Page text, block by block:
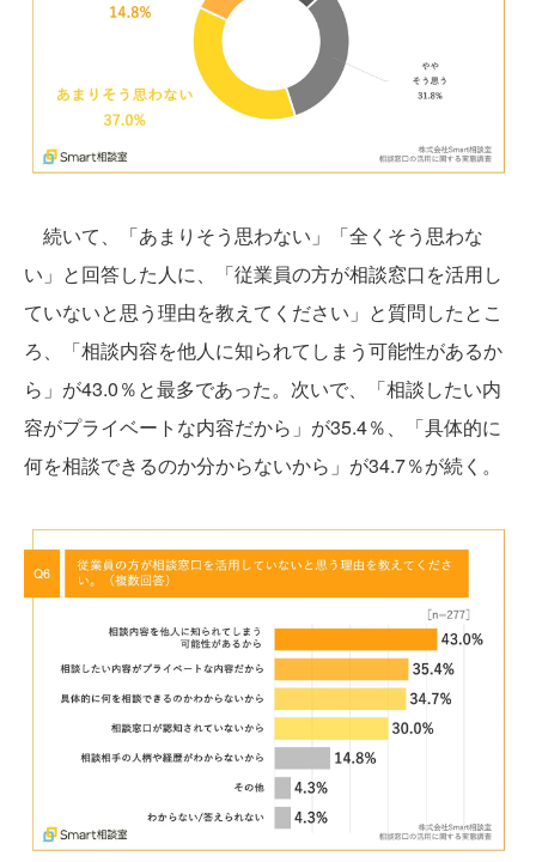
続いて、「あまりそう思わない」「全くそう思わな
い」と回答した人に、「従業員の方が相談窓口を活用し
ていないと思う理由を教えてください」と質問したとこ
ろ、「相談内容を他人に知られてしまう可能性があるか
ら」が43.0％と最多であった。次いで、「相談したい内
容がプライベートな内容だから」が35.4％、「具体的に
何を相談できるのか分からないから」が34.7％が続く。